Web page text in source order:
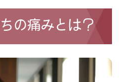
の痛みとは？